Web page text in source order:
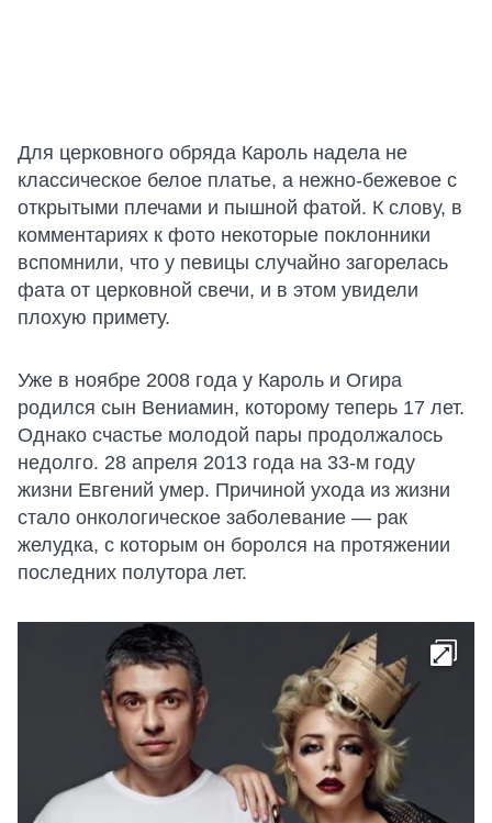
Для церковного обряда Кароль надела не
классическое белое платье, а нежно-бежевое с
открытыми плечами и пышной фатой. К слову, в
комментариях к фото некоторые поклонники
вспомнили, что у певицы случайно загорелась
фата от церковной свечи, и в этом увидели
плохую примету.
Уже в ноябре 2008 года у Кароль и Огира
родился сын Вениамин, которому теперь 17 лет.
Однако счастье молодой пары продолжалось
недолго. 28 апреля 2013 года на 33-м году
жизни Евгений умер. Причиной ухода из жизни
стало онкологическое заболевание — рак
желудка, с которым он боролся на протяжении
последних полутора лет.